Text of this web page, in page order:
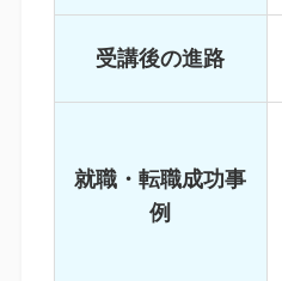
受講後の進路
就職・転職成功事
例